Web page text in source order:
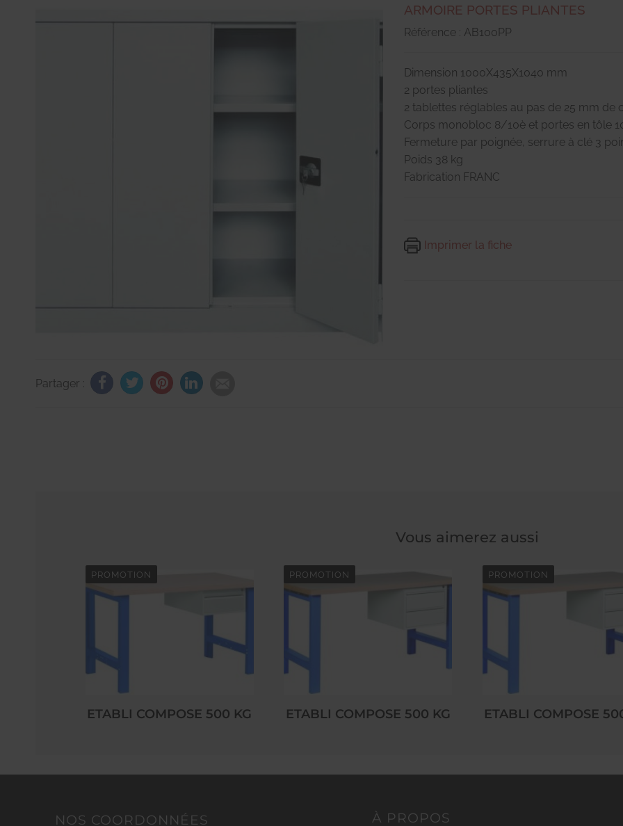
ARMOIRE PORTES PLIANTES
Référence : AB100PP
Dimension 1000X435X1040 mm
2 portes pliantes
2 tablettes réglables au pas de 25 mm de
Corps monobloc 8/10è et portes en tôle
Fermeture par poignée, serrure à clé 3
Poids 38 kg
Fabrication FRANC
Imprimer la fiche
Partager :
Vous aimerez aussi
PROMOTION
ETABLI COMPOSE 500 KG
PROMOTION
ETABLI COMPOSE 500 KG
PROMOTION
ETABLI COMPOSE
NOS COORDONNÉES À PROPOS